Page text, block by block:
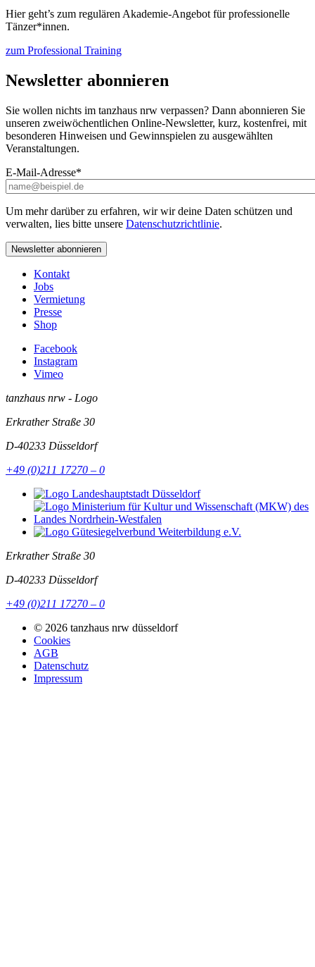
Hier geht’s zum regulären Akademie-Angebot für professionelle
Tänzer*innen.
zum Professional Training
Newsletter abonnieren
Sie wollen nichts im tanzhaus nrw verpassen? Dann abonnieren Sie
unseren zweiwöchentlichen Online-Newsletter, kurz, kostenfrei, mit
besonderen Hinweisen und Gewinnspielen zu ausgewählten
Veranstaltungen.
E-Mail-Adresse*
Um mehr darüber zu erfahren, wir wir deine Daten schützen und
verwalten, lies bitte unsere Datenschutzrichtlinie.
Kontakt
Jobs
Vermietung
Presse
Shop
Facebook
Instagram
Vimeo
tanzhaus nrw - Logo
Erkrather Straße 30
D-40233 Düsseldorf
+49 (0)211 17270 – 0
Erkrather Straße 30
D-40233 Düsseldorf
+49 (0)211 17270 – 0
© 2026 tanzhaus nrw düsseldorf
Cookies
AGB
Datenschutz
Impressum